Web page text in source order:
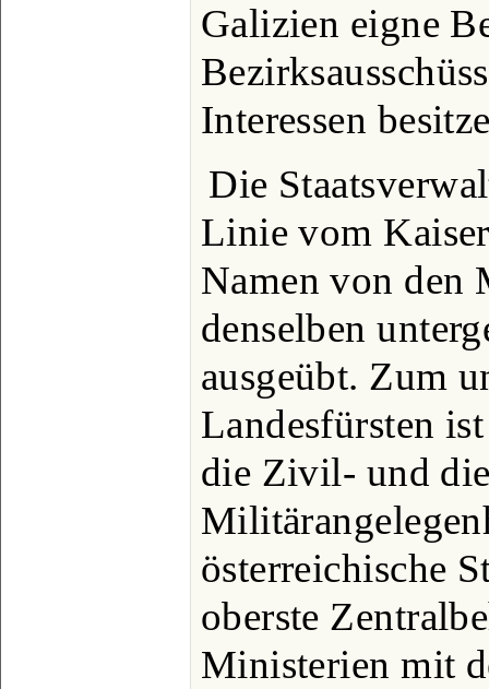
Galizien eigne
Interessen
Die
Linie vom
Namen von den
denselben
ausgeübt. Zum
Landesfürsten
die Zivil- und
österreichische
oberste
Ministerien mit